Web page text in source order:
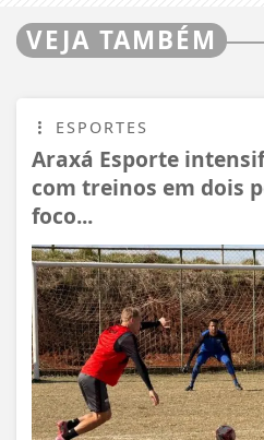
VEJA TAMBÉM
ESPORTES
Araxá Esporte
com treinos em dois
foco...